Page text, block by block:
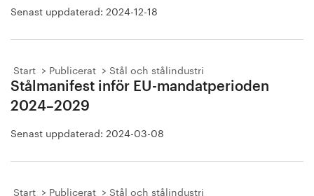
Senast uppdaterad: 2024-12-18
Start Publicerat Stål och stålindustri
Stålmanifest inför EU-mandatperioden
2024–2029
Senast uppdaterad: 2024-03-08
Start Publicerat Stål och stålindustri